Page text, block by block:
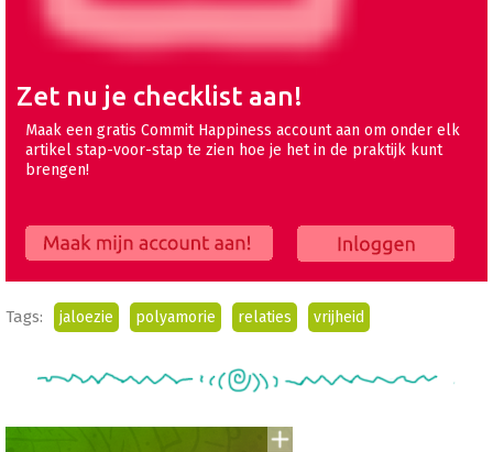
Zet nu je checklist aan!
Maak een gratis Commit Happiness account aan om onder elk
artikel stap-voor-stap te zien hoe je het in de praktijk kunt
brengen!
Maak mijn account aan! Inloggen
Tags: jaloezie polyamorie relaties vrijheid
Voeg